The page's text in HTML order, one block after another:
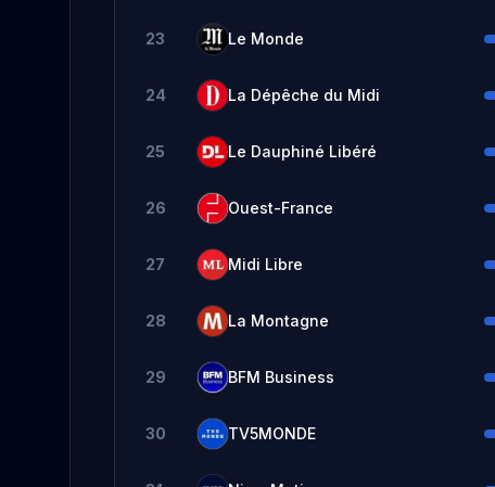
23 Le Monde
24 La Dépêche du Midi
25 Le Dauphiné Libéré
26 Ouest-France
27 Midi Libre
28 La Montagne
29 BFM Business
30 TV5MONDE